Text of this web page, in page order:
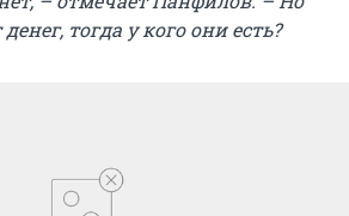
тогда у кого они есть?